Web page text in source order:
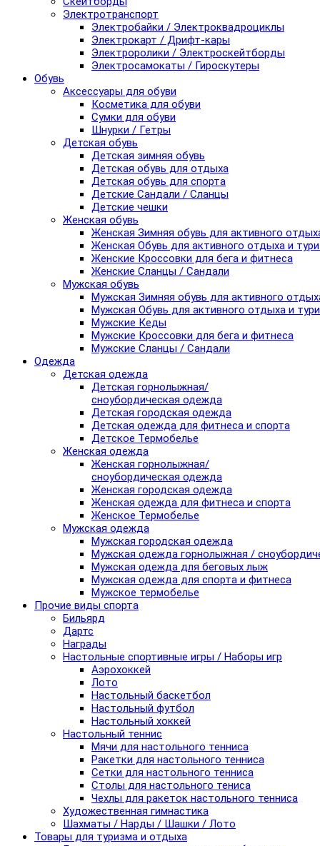
Электротранспорт
Электробайки / Электроквадроциклы
Электрокарт / Дрифт-кары
Электроролики / Электроскейтборды
Электросамокаты / Гироскутеры
Обувь
Аксессуары для обуви
Косметика для обуви
Сумки для обуви
Шнурки / Гетры
Детская обувь
Детская зимняя обувь
Детская обувь для отдыха
Детская обувь для спорта
Детские Сандали / Сланцы
Детские чешки
Женская обувь
Женская Зимняя обувь для активного
Женская Обувь для активного отдыха и
Женские Кроссовки для бега и фитнеса
Женские Сланцы / Сандали
Мужская обувь
Мужская Зимняя обувь для активного
Мужская Обувь для активного отдыха и
Мужские Кеды
Мужские Кроссовки для бега и фитнеса
Мужские Сланцы / Сандали
Одежда
Детская одежда
Детская горнолыжная/
сноубордическая одежда
Детская городская одежда
Детская одежда для фитнеса и спорта
Детское Термобелье
Женская одежда
Женская горнолыжная/
сноубордическая одежда
Женская городская одежда
Женская одежда для фитнеса и спорта
Женское Термобелье
Мужская одежда
Мужская городская одежда
Мужская одежда горнолыжная /
Мужская одежда для беговых лыж
Мужская одежда для спорта и фитнеса
Мужское термобелье
Прочие виды спорта
Бильярд
Дартс
Награды
Настольные спортивные игры / Наборы игр
Аэрохоккей
Лото
Настольный баскетбол
Настольный футбол
Настольный хоккей
Настольный теннис
Мячи для настольного тенниса
Ракетки для настольного тенниса
Сетки для настольного тенниса
Столы для настольного тениса
Чехлы для ракеток настольного тенниса
Художественная гимнастика
Шахматы / Нарды / Шашки / Лото
Товары для туризма и отдыха